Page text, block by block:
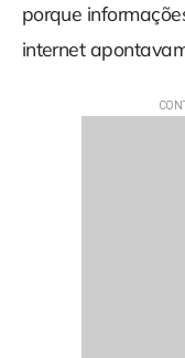
porque
internet